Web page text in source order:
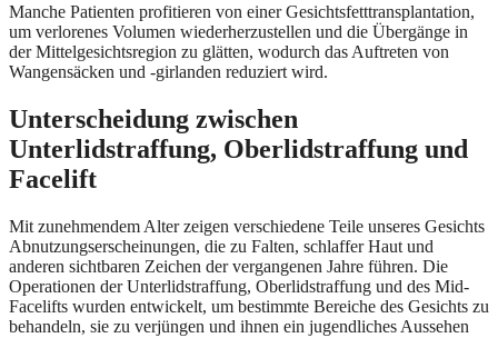
Manche Patienten profitieren von einer Gesichtsfetttransplantation,
um verlorenes Volumen wiederherzustellen und die Übergänge in
der Mittelgesichtsregion zu glätten, wodurch das Auftreten von
Wangensäcken und -girlanden reduziert wird.
Unterscheidung zwischen
Unterlidstraffung, Oberlidstraffung und
Facelift
Mit zunehmendem Alter zeigen verschiedene Teile unseres Gesichts
Abnutzungserscheinungen, die zu Falten, schlaffer Haut und
anderen sichtbaren Zeichen der vergangenen Jahre führen. Die
Operationen der Unterlidstraffung, Oberlidstraffung und des Mid-
Facelifts wurden entwickelt, um bestimmte Bereiche des Gesichts zu
behandeln, sie zu verjüngen und ihnen ein jugendliches Aussehen